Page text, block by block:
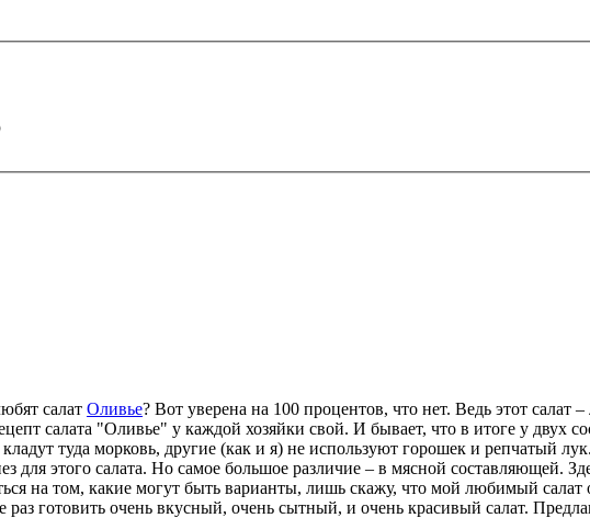
салат Оливье? Вот уверена на 100 процентов, что нет. Ведь этот салат
салата "Оливье" у каждой хозяйки свой. И бывает, что в итоге у двух
туда морковь, другие (как и я) не используют горошек и репчатый
для этого салата. Но самое большое различие – в мясной составляющей.
на том, какие могут быть варианты, лишь скажу, что мой любимый
готовить очень вкусный, очень сытный, и очень красивый салат.